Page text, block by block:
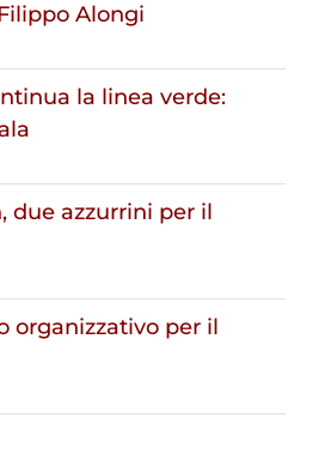
Alongi
la linea verde:
due azzurrini per il
organizzativo per il